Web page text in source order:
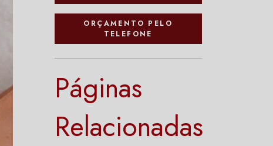
ORÇAMENTO PELO
TELEFONE
Páginas
Relacionadas